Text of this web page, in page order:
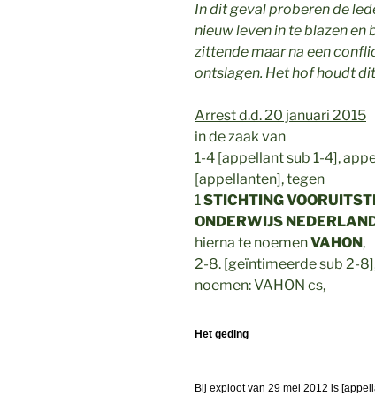
In dit geval proberen de
nieuw leven in te blazen en
zittende maar na een
ontslagen. Het hof houdt
Arrest d.d. 20 januari 2015
in de zaak van
1-4 [appellant sub 1-4],
[appellanten], tegen
1STICHTING
ONDERWIJS
hierna te noemenVAHON,
2-8. [geïntimeerde sub 2-
noemen: VAHON cs,
Het geding
Bij exploot van 29 mei 2012 is